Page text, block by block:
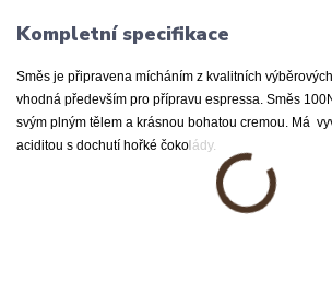
Kompletní specifikace
Směs je připravena mícháním z kvalitních
vhodná především pro přípravu espressa. Směs
svým plným tělem a krásnou bohatou cremou. Má
aciditou s dochutí hořké čokolády.